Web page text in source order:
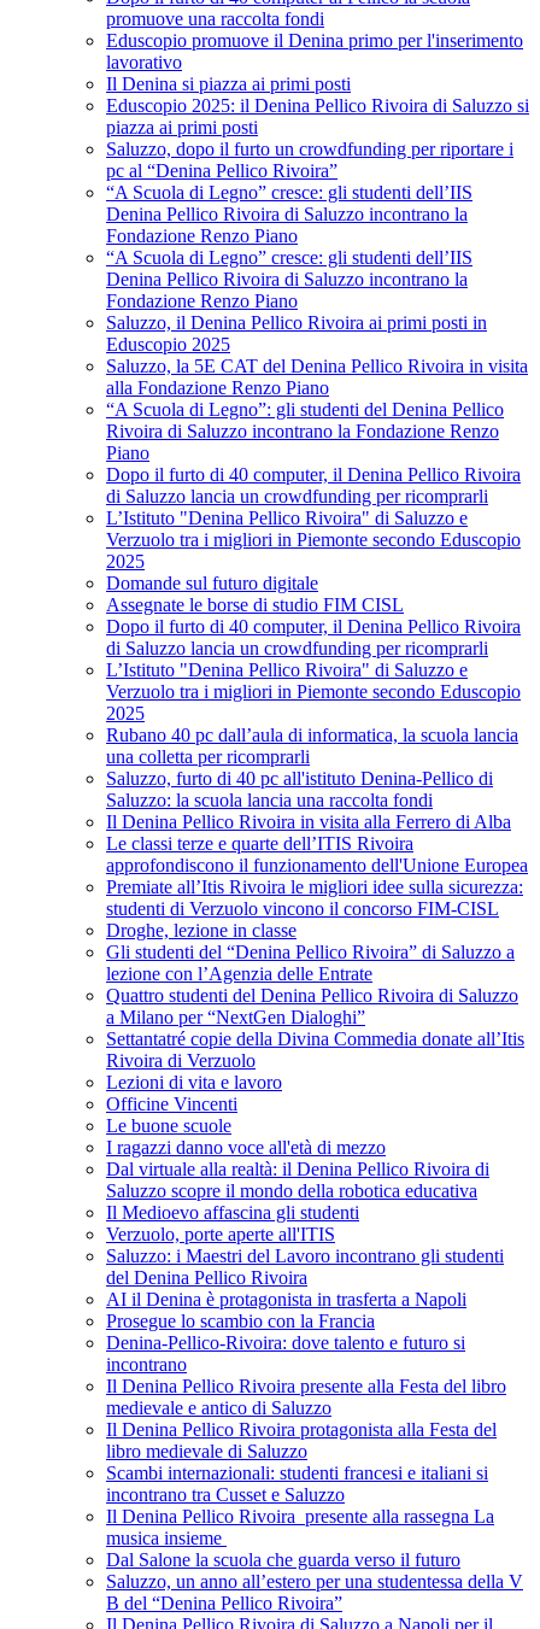
promuove una raccolta fondi
Eduscopio promuove il Denina primo per l'inserimento
lavorativo
Il Denina si piazza ai primi posti
Eduscopio 2025: il Denina Pellico Rivoira di Saluzzo si
piazza ai primi posti
Saluzzo, dopo il furto un crowdfunding per riportare i
pc al “Denina Pellico Rivoira”
“A Scuola di Legno” cresce: gli studenti dell’IIS
Denina Pellico Rivoira di Saluzzo incontrano la
Fondazione Renzo Piano
“A Scuola di Legno” cresce: gli studenti dell’IIS
Denina Pellico Rivoira di Saluzzo incontrano la
Fondazione Renzo Piano
Saluzzo, il Denina Pellico Rivoira ai primi posti in
Eduscopio 2025
Saluzzo, la 5E CAT del Denina Pellico Rivoira in visita
alla Fondazione Renzo Piano
“A Scuola di Legno”: gli studenti del Denina Pellico
Rivoira di Saluzzo incontrano la Fondazione Renzo
Piano
Dopo il furto di 40 computer, il Denina Pellico Rivoira
di Saluzzo lancia un crowdfunding per ricomprarli
L’Istituto "Denina Pellico Rivoira" di Saluzzo e
Verzuolo tra i migliori in Piemonte secondo Eduscopio
2025
Domande sul futuro digitale
Assegnate le borse di studio FIM CISL
Dopo il furto di 40 computer, il Denina Pellico Rivoira
di Saluzzo lancia un crowdfunding per ricomprarli
L’Istituto "Denina Pellico Rivoira" di Saluzzo e
Verzuolo tra i migliori in Piemonte secondo Eduscopio
2025
Rubano 40 pc dall’aula di informatica, la scuola lancia
una colletta per ricomprarli
Saluzzo, furto di 40 pc all'istituto Denina-Pellico di
Saluzzo: la scuola lancia una raccolta fondi
Il Denina Pellico Rivoira in visita alla Ferrero di Alba
Le classi terze e quarte dell’ITIS Rivoira
approfondiscono il funzionamento dell'Unione Europea
Premiate all’Itis Rivoira le migliori idee sulla sicurezza:
studenti di Verzuolo vincono il concorso FIM-CISL
Droghe, lezione in classe
Gli studenti del “Denina Pellico Rivoira” di Saluzzo a
lezione con l’Agenzia delle Entrate
Quattro studenti del Denina Pellico Rivoira di Saluzzo
a Milano per “NextGen Dialoghi”
Settantatré copie della Divina Commedia donate all’Itis
Rivoira di Verzuolo
Lezioni di vita e lavoro
Officine Vincenti
Le buone scuole
I ragazzi danno voce all'età di mezzo
Dal virtuale alla realtà: il Denina Pellico Rivoira di
Saluzzo scopre il mondo della robotica educativa
Il Medioevo affascina gli studenti
Verzuolo, porte aperte all'ITIS
Saluzzo: i Maestri del Lavoro incontrano gli studenti
del Denina Pellico Rivoira
AI il Denina è protagonista in trasferta a Napoli
Prosegue lo scambio con la Francia
Denina-Pellico-Rivoira: dove talento e futuro si
incontrano
Il Denina Pellico Rivoira presente alla Festa del libro
medievale e antico di Saluzzo
Il Denina Pellico Rivoira protagonista alla Festa del
libro medievale di Saluzzo
Scambi internazionali: studenti francesi e italiani si
incontrano tra Cusset e Saluzzo
Il Denina Pellico Rivoira presente alla rassegna La
musica insieme
Dal Salone la scuola che guarda verso il futuro
Saluzzo, un anno all’estero per una studentessa della V
B del “Denina Pellico Rivoira”